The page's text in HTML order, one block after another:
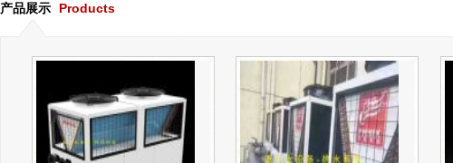
产品展示 Products